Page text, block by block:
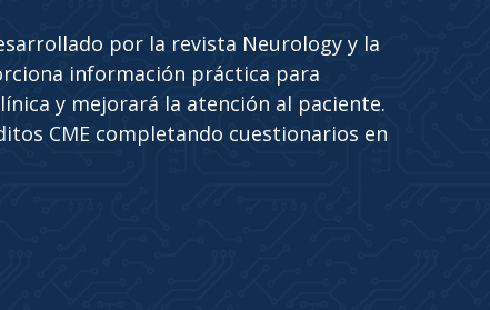
por la revista Neurology y la
información práctica para
y mejorará la atención al paciente.
CME completando cuestionarios en